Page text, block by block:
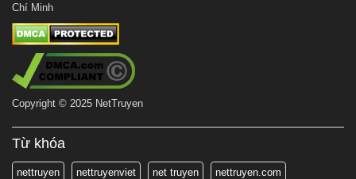
Chí Minh
Copyright © 2025 NetTruyen
Từ khóa
nettruyen nettruyenviet net truyen nettruyen.com